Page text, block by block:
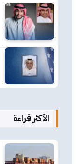
الأكثر قراءة